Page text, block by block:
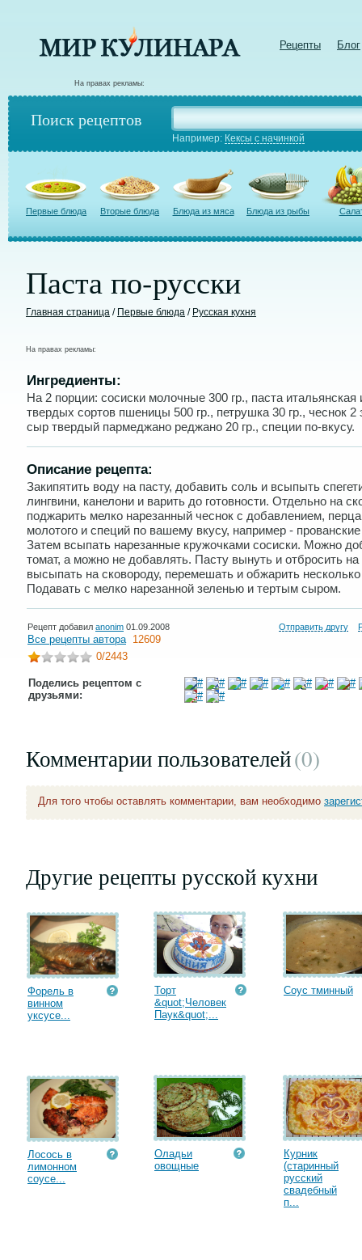
Рецепты Блог
На правах рекламы:
Поиск рецептов
Например: Кексы с начинкой
Первые блюда Вторые блюда Блюда из мяса Блюда из рыбы
Паста по-русски
Главная страница / Первые блюда / Русская кухня
На правах рекламы:
Ингредиенты:
На 2 порции: сосиски молочные 300 гр., паста итальянская
твердых сортов пшеницы 500 гр., петрушка 30 гр., чеснок 2
сыр твердый пармеджано реджано 20 гр., специи по-вкусу.
Описание рецепта:
Закипятить воду на пасту, добавить соль и всыпыть
лингвини, канелони и варить до готовности. Отдельно на
поджарить мелко нарезанный чеснок с добавлением, перца
молотого и специй по вашему вкусу, например - прованские
Затем всыпать нарезанные кружочками сосиски. Можно
томат, а можно не добавлять. Пасту вынуть и отбросить на
высыпать на сковороду, перемешать и обжарить несколько
Подавать с мелко нарезанной зеленью и тертым сыром.
Рецепт добавил anonim 01.09.2008 Отправить другу
Все рецепты автора 12609
0/2443
Поделись рецептом с
друзьями:
Комментарии пользователей(0)
Для того чтобы оставлять комментарии, вам необходимо
Другие рецепты русской кухни
Форель в
винном
уксусе...
Торт
&quot;Человек
Паук&quot;...
Соус тминный
Лосось в
лимонном
соусе...
Оладьи
овощные
Курник
(старинный
русский
свадебный
п...